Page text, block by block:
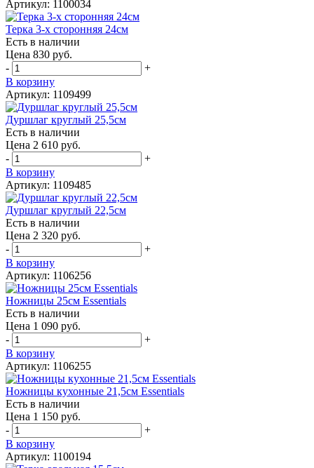
Артикул: 1100034
Терка 3-х сторонняя 24см
Есть в наличии
Цена 830 руб.
-
+
В корзину
Артикул: 1109499
Дуршлаг круглый 25,5см
Есть в наличии
Цена 2 610 руб.
-
+
В корзину
Артикул: 1109485
Дуршлаг круглый 22,5см
Есть в наличии
Цена 2 320 руб.
-
+
В корзину
Артикул: 1106256
Ножницы 25см Essentials
Есть в наличии
Цена 1 090 руб.
-
+
В корзину
Артикул: 1106255
Ножницы кухонные 21,5см Essentials
Есть в наличии
Цена 1 150 руб.
-
+
В корзину
Артикул: 1100194